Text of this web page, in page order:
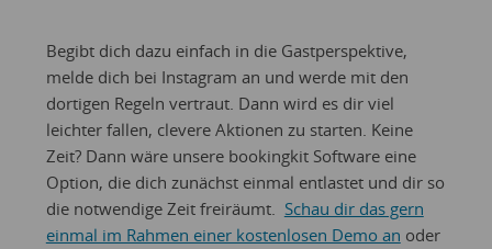
Begibt dich dazu einfach in die Gastperspektive,
melde dich bei Instagram an und werde mit den
dortigen Regeln vertraut. Dann wird es dir viel
leichter fallen, clevere Aktionen zu starten. Keine
Zeit? Dann wäre unsere bookingkit Software eine
Option, die dich zunächst einmal entlastet und dir so
die notwendige Zeit freiräumt. Schau dir das gern
einmal im Rahmen einer kostenlosen Demo an oder